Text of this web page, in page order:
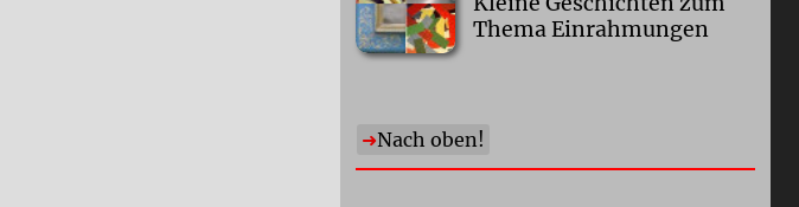
Thema Einrahmungen
Nach oben!